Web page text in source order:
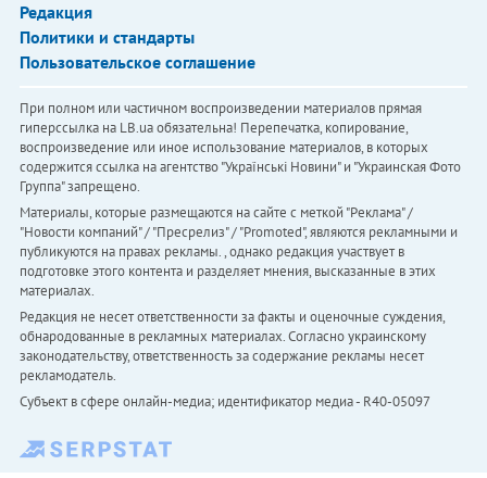
Редакция
Политики и стандарты
Пользовательское соглашение
При полном или частичном воспроизведении материалов прямая
гиперссылка на LB.ua обязательна! Перепечатка, копирование,
воспроизведение или иное использование материалов, в которых
содержится ссылка на агентство "Українськi Новини" и "Украинская Фото
Группа" запрещено.
Материалы, которые размещаются на сайте с меткой "Реклама" /
"Новости компаний" / "Пресрелиз" / "Promoted", являются рекламными и
публикуются на правах рекламы. , однако редакция участвует в
подготовке этого контента и разделяет мнения, высказанные в этих
материалах.
Редакция не несет ответственности за факты и оценочные суждения,
обнародованные в рекламных материалах. Согласно украинскому
законодательству, ответственность за содержание рекламы несет
рекламодатель.
Субъект в сфере онлайн-медиа; идентификатор медиа - R40-05097